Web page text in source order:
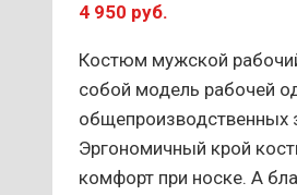
4 950 руб.
Костюм мужской
собой модель рабочей
общепроизводственных
Эргономичный крой
комфорт при носке. А